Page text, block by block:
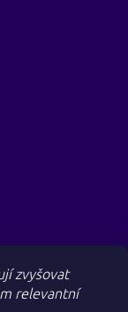
zvyšovat
relevantní